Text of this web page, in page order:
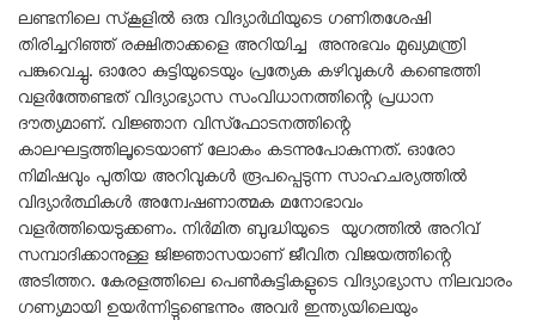
ലണ്ടനിലെ സ്‌കൂളിൽ ഒരു വിദ്യാർഥിയുടെ ഗണിതശേഷി
തിരിച്ചറിഞ്ഞ് രക്ഷിതാക്കളെ അറിയിച്ച അനുഭവം മുഖ്യമന്ത്രി
പങ്കുവെച്ചു. ഓരോ കുട്ടിയുടെയും പ്രത്യേക കഴിവുകൾ കണ്ടെത്തി
വളർത്തേണ്ടത് വിദ്യാഭ്യാസ സംവിധാനത്തിന്റെ പ്രധാന
ദൗത്യമാണ്. വിജ്ഞാന വിസ്‌ഫോടനത്തിന്റെ
കാലഘട്ടത്തിലൂടെയാണ് ലോകം കടന്നുപോകുന്നത്. ഓരോ
നിമിഷവും പുതിയ അറിവുകൾ രൂപപ്പെടുന്ന സാഹചര്യത്തിൽ
വിദ്യാർത്ഥികൾ അന്വേഷണാത്മക മനോഭാവം
വളർത്തിയെടുക്കണം. നിർമിത ബുദ്ധിയുടെ യുഗത്തിൽ അറിവ്
സമ്പാദിക്കാനുള്ള ജിജ്ഞാസയാണ് ജീവിത വിജയത്തിന്റെ
അടിത്തറ. കേരളത്തിലെ പെൺകുട്ടികളുടെ വിദ്യാഭ്യാസ നിലവാരം
ഗണ്യമായി ഉയർന്നിട്ടുണ്ടെന്നും അവർ ഇന്ത്യയിലെയും